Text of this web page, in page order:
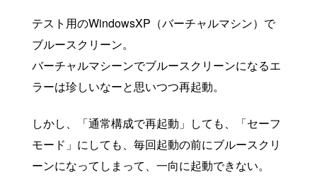
テスト用のWindowsXP（バーチャルマシン）で
ブルースクリーン。
バーチャルマシーンでブルースクリーンになるエ
ラーは珍しいなーと思いつつ再起動。
しかし、「通常構成で再起動」しても、「セーフ
モード」にしても、毎回起動の前にブルースクリ
ーンになってしまって、一向に起動できない。